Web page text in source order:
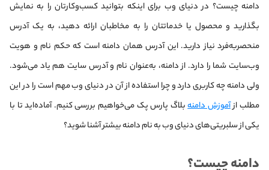
دامنه چیست؟ در دنیای وب برای اینکه بتوانید کسب‌وکارتان را به نمایش
بگذارید و محصول یا خدماتتان را به مخاطبان ارائه دهید، به یک آدرس
منحصربه‌فرد نیاز دارید. این آدرس همان دامنه است که حکم نام و هویت
وب‌سایت شما را دارد. از دامنه، به‌عنوان نام و آدرس سایت هم یاد می‌شود.
ولی دامنه چه کاربری دارد و چرا استفاده از آن در دنیای وب مهم است را در این
مطلب ازآموزش دامنهبلاگ پارس پک می‌خواهیم بررسی کنیم. آماده‌اید تا با
یکی از سلبریتی‌های دنیای وب به نام دامنه بیشتر آشنا شوید؟
دامنه چیست؟